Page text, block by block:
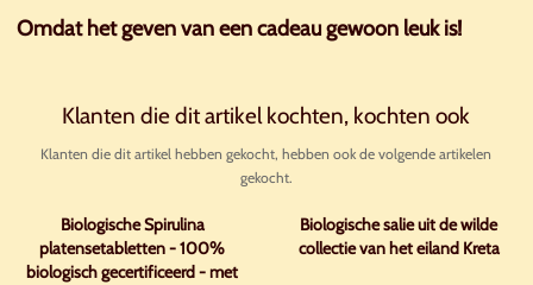
Omdat het geven van een cadeau gewoon leuk is!
Klanten die dit artikel kochten, kochten ook
Klanten die dit artikel hebben gekocht, hebben ook de volgende artikelen
gekocht.
Biologische Spirulina
platensetabletten - 100%
biologisch gecertificeerd - met
Biologische salie uit de wilde
collectie van het eiland Kreta